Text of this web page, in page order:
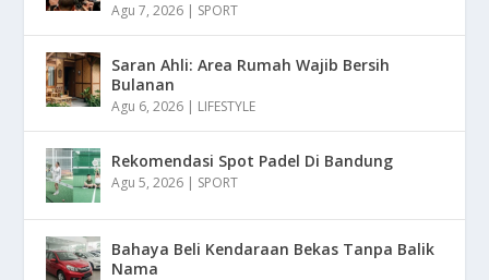
Agu 7, 2026 | SPORT
Saran Ahli: Area Rumah Wajib Bersih
Bulanan
Agu 6, 2026 | LIFESTYLE
Rekomendasi Spot Padel Di Bandung
Agu 5, 2026 | SPORT
Bahaya Beli Kendaraan Bekas Tanpa Balik
Nama